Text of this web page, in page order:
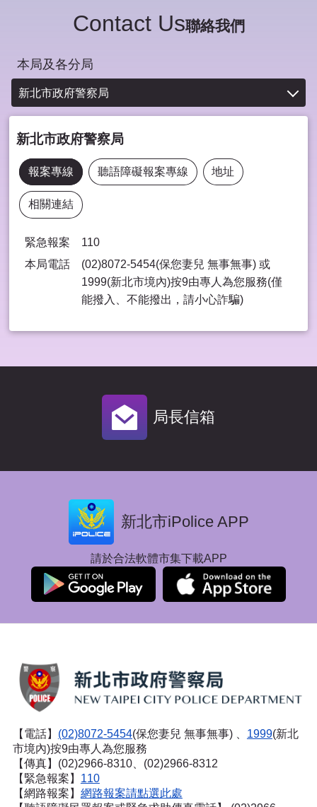
Contact Us聯絡我們
本局及各分局
新北市政府警察局
新北市政府警察局
報案專線 聽語障礙報案專線 地址
相關連結
緊急報案
110
本局電話
(02)8072-5454(保您妻兒 無事無事) 或
1999(新北市境內)按9由專⼈為您服務(僅
能撥入、不能撥出，請⼩⼼詐騙)
局長信箱
新北市iPolice APP
請於合法軟體市集下載APP
【電話】 (02)8072-5454(保您妻兒 無事無事) 、 1999(新北
市境內)按9由專人為您服務
【傳真】(02)2966-8310、(02)2966-8312
【緊急報案】 110
【網路報案】 網路報案請點選此處